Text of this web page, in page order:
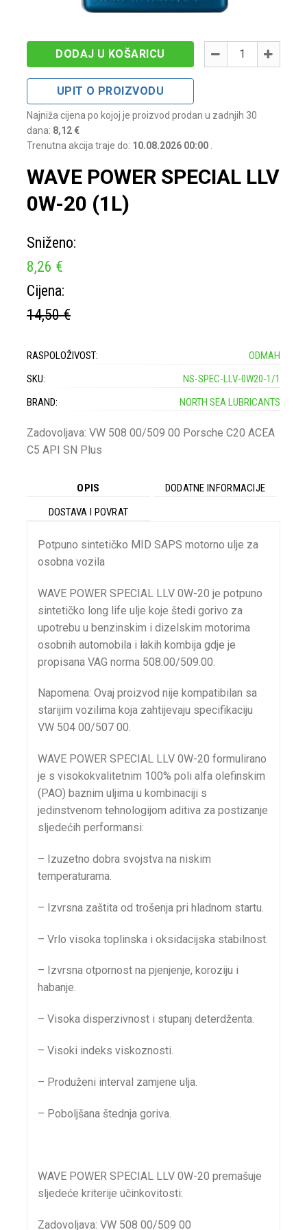
-
Količina +
DODAJ U KOŠARICU
UPIT O PROIZVODU
Najniža cijena po kojoj je proizvod prodan u zadnjih 30
dana: 8,12 €
Trenutna akcija traje do: 10.08.2026 00:00
WAVE POWER SPECIAL LLV
0W-20 (1L)
Sniženo:
8,26 €
Cijena:
14,50 €
RASPOLOŽIVOST:
ODMAH
SKU:
NS-SPEC-LLV-0W20-1/1
BRAND:
NORTH SEA LUBRICANTS
Zadovoljava: VW 508 00/509 00 Porsche C20 ACEA
C5 API SN Plus
OPIS
DODATNE INFORMACIJE
DOSTAVA I POVRAT
Potpuno sintetičko MID SAPS motorno ulje za
osobna vozila
WAVE POWER SPECIAL LLV 0W-20 je potpuno
sintetičko long life ulje koje štedi gorivo za
upotrebu u benzinskim i dizelskim motorima
osobnih automobila i lakih kombija gdje je
propisana VAG norma 508.00/509.00.
Napomena: Ovaj proizvod nije kompatibilan sa
starijim vozilima koja zahtijevaju specifikaciju
VW 504 00/507 00.
WAVE POWER SPECIAL LLV 0W-20 formulirano
je s visokokvalitetnim 100% poli alfa olefinskim
(PAO) baznim uljima u kombinaciji s
jedinstvenom tehnologijom aditiva za postizanje
sljedećih performansi:
– Izuzetno dobra svojstva na niskim
temperaturama.
– Izvrsna zaštita od trošenja pri hladnom startu.
– Vrlo visoka toplinska i oksidacijska stabilnost.
– Izvrsna otpornost na pjenjenje, koroziju i
habanje.
– Visoka disperzivnost i stupanj deterdženta.
– Visoki indeks viskoznosti.
– Produženi interval zamjene ulja.
– Poboljšana štednja goriva.
WAVE POWER SPECIAL LLV 0W-20 premašuje
sljedeće kriterije učinkovitosti:
Zadovoljava: VW 508 00/509 00